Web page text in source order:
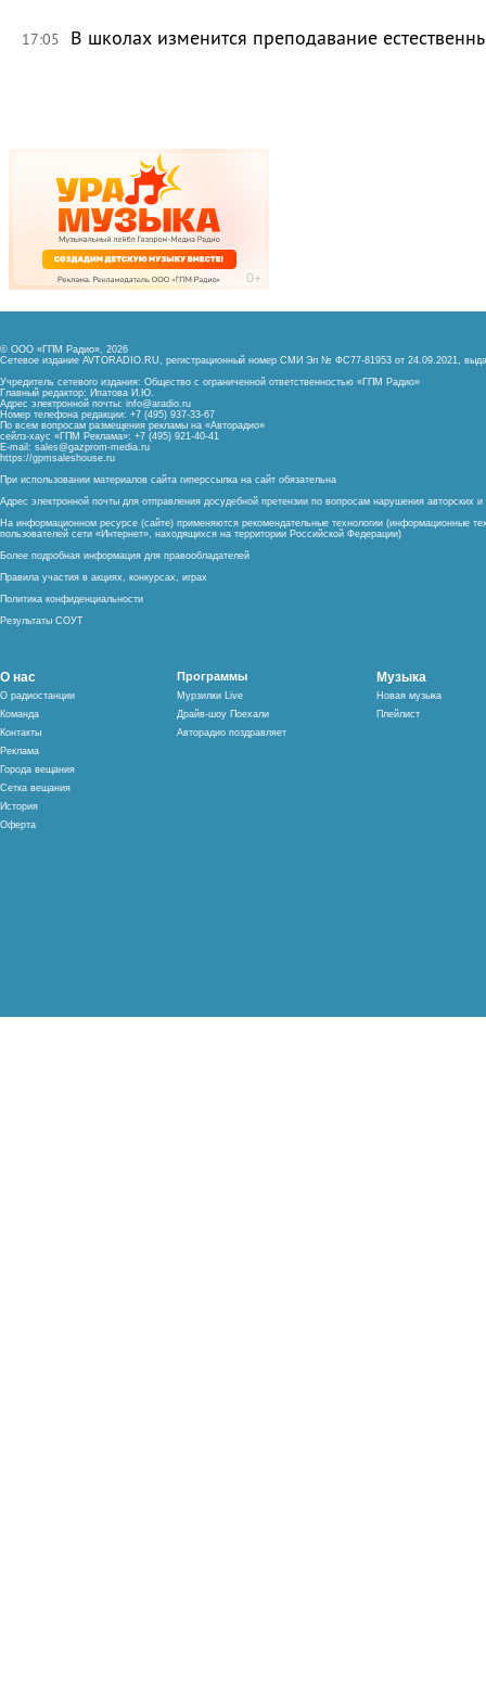
17:05 В школах изменится преподавание
© ООО «ГПМ Радио», 2026
Сетевое издание AVTORADIO.RU, регистрационный номер СМИ Эл № ФС77-81953 от 24.09.2021,
Учредитель сетевого издания: Общество с ограниченной ответственностью «ГПМ Радио»
Главный редактор: Ипатова И.Ю.
Адрес электронной почты: info@aradio.ru
Номер телефона редакции: +7 (495) 937-33-67
По всем вопросам размещения рекламы на «Авторадио»
сейлз-хаус «ГПМ Реклама»: +7 (495) 921-40-41
E-mail: sales@gazprom-media.ru
https://gpmsaleshouse.ru
При использовании материалов сайта гиперссылка на сайт обязательна
Адрес электронной почты для отправления досудебной претензии по вопросам нарушения авторских
На информационном ресурсе (сайте) применяются рекомендательные технологии (информационные
пользователей сети «Интернет», находящихся на территории Российской Федерации)
Более подробная информация для правообладателей
Правила участия в акциях, конкурсах, играх
Политика конфиденциальности
Результаты СОУТ
О нас
О радиостанции
Команда
Контакты
Реклама
Города вещания
Сетка вещания
История
Оферта
Программы
Мурзилки Live
Драйв-шоу Поехали
Авторадио поздравляет
Музыка
Новая музыка
Плейлист